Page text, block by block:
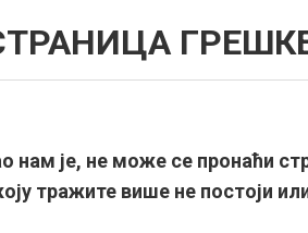
ГРЕШКЕ
нам је, не може се пронаћи
тражите више не постоји